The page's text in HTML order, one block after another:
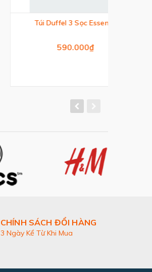
Túi Duffel 3 Sọc Essentials
CHÍNH SÁCH ĐỔI HÀNG
3 Ngày Kể Từ Khi Mua